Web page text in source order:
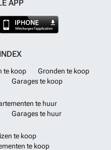
APP
te koop
Gronden te koop
Garages te koop
te huur
Garages te huur
te koop
te koop